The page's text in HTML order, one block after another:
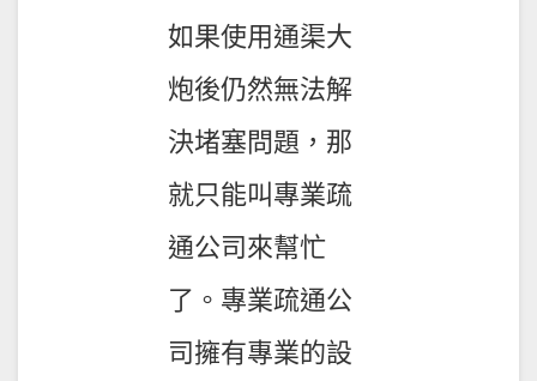
如果使用通渠大
炮後仍然無法解
決堵塞問題，那
就只能叫專業疏
通公司來幫忙
了。專業疏通公
司擁有專業的設